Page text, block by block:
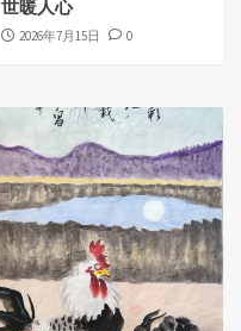
世暖人心
2026年7月15日 0